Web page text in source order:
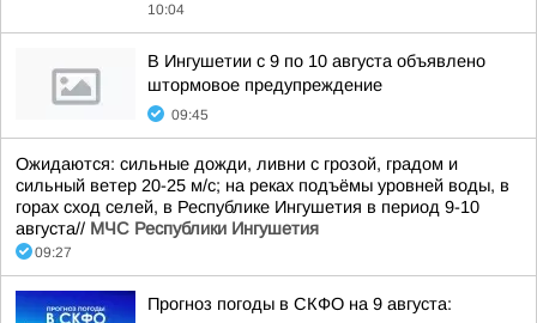
10:04
В Ингушетии с 9 по 10 августа объявлено
штормовое предупреждение
09:45
Ожидаются: сильные дожди, ливни с грозой, градом и
сильный ветер 20-25 м/с; на реках подъёмы уровней воды, в
горах сход селей, в Республике Ингушетия в период 9-10
августа// МЧС Республики Ингушетия
09:27
Прогноз погоды в СКФО на 9 августа: